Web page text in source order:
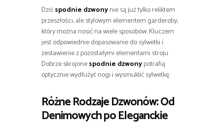
Dziśspodnie dzwonynie są już tylko reliktem
przeszłości, ale stylowym elementem garderoby,
który można nosić na wiele sposobów. Kluczem
jest odpowiednie dopasowanie do sylwetki i
zestawienie z pozostałymi elementami stroju.
Dobrze skrojonespodnie dzwonypotrafią
optycznie wydłużyć nogi i wysmuklić sylwetkę.
Różne Rodzaje Dzwonów: Od
Denimowych po Eleganckie